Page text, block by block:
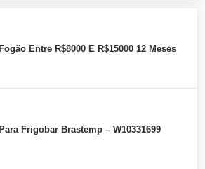
Entre R$8000 E R$15000 12 Meses
Frigobar Brastemp – W10331699